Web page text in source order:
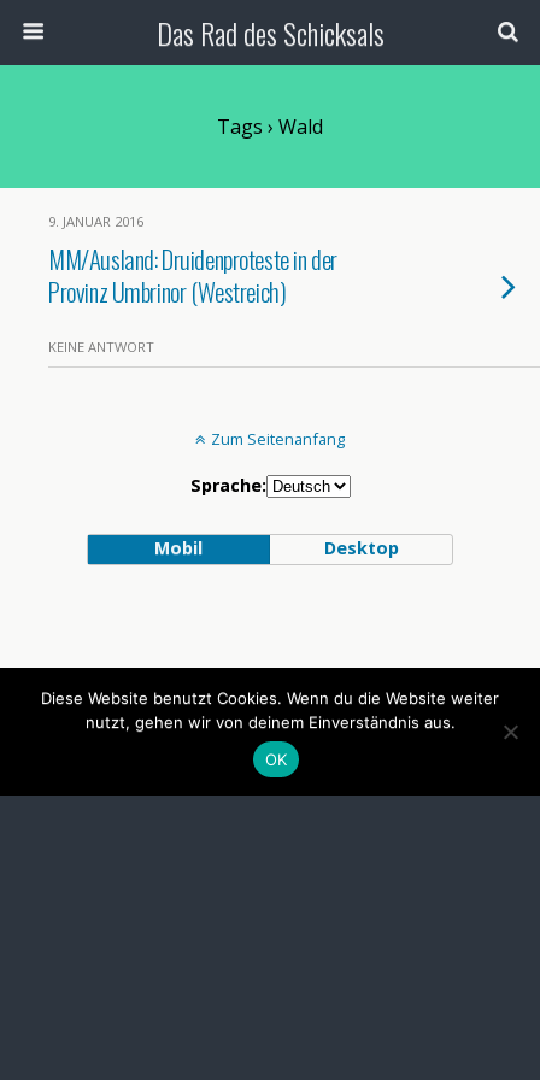
Das Rad des Schicksals
Tags › Wald
9. JANUAR 2016
MM/Ausland: Druidenproteste in der
Provinz Umbrinor (Westreich)
KEINE ANTWORT
Zum Seitenanfang
Sprache:
Mobil Desktop
Diese Website benutzt Cookies. Wenn du die Website weiter
nutzt, gehen wir von deinem Einverständnis aus.
OK